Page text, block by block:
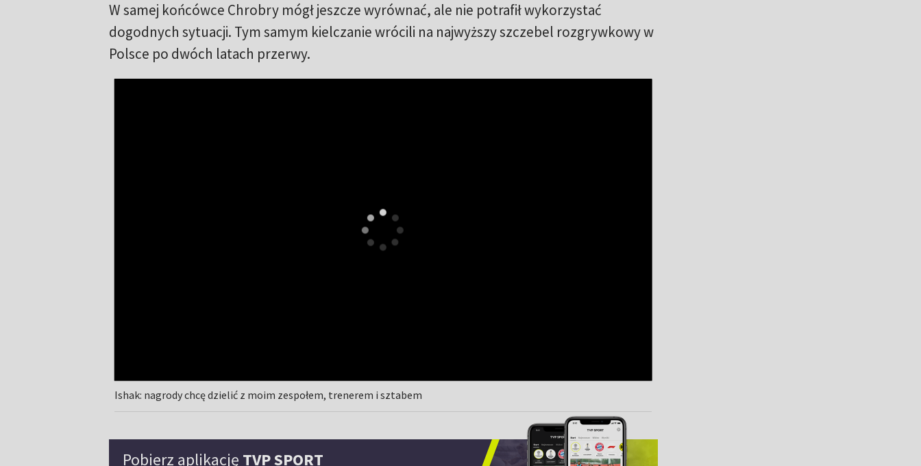
W samej końcówce Chrobry mógł jeszcze wyrównać, ale nie potrafił wykorzystać
dogodnych sytuacji. Tym samym kielczanie wrócili na najwyższy szczebel rozgrywkowy w
Polsce po dwóch latach przerwy.
Ishak: nagrody chcę dzielić z moim zespołem, trenerem i sztabem
Pobierz aplikację TVP SPORT